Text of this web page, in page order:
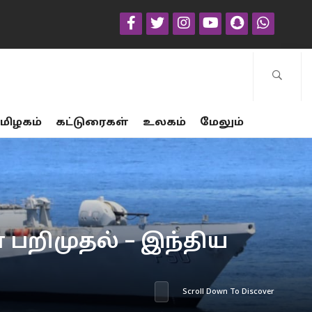
கட்டுரைகள் உலகம் மேலும்
– இந்திய
Scroll Down To Discover